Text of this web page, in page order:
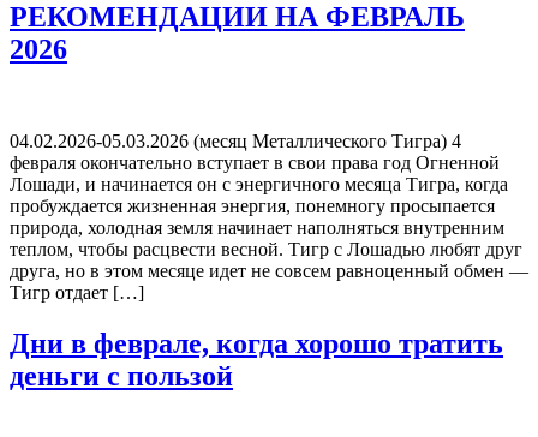
РЕКОМЕНДАЦИИ НА ФЕВРАЛЬ
2026
04.02.2026-05.03.2026 (месяц Металлического Тигра) 4
февраля окончательно вступает в свои права год Огненной
Лошади, и начинается он с энергичного месяца Тигра, когда
пробуждается жизненная энергия, понемногу просыпается
природа, холодная земля начинает наполняться внутренним
теплом, чтобы расцвести весной. Тигр с Лошадью любят друг
друга, но в этом месяце идет не совсем равноценный обмен —
Тигр отдает […]
Дни в феврале, когда хорошо тратить
деньги с пользой